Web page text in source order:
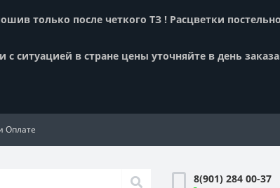
только после четкого ТЗ ! Расцветки
с ситуацией в стране цены уточняйте в день
Оплате
8(901) 284 00-37